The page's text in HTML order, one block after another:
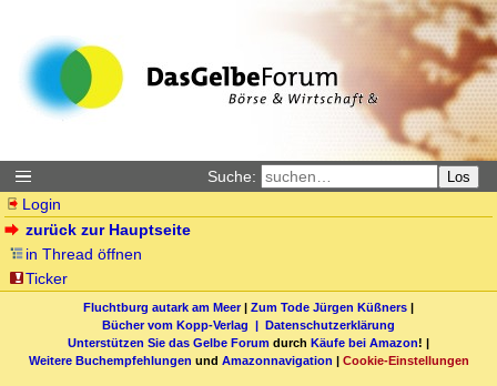
Suche: Los
Login
zurück zur Hauptseite
in Thread öffnen
Ticker
Fluchtburg autark am Meer| Zum Tode Jürgen Küßners |
Bücher vom Kopp-Verlag | Datenschutzerklärung
Unterstützen Sie das Gelbe Forum durch Käufe bei Amazon! |
Weitere Buchempfehlungen und Amazonnavigation | Cookie-Einstellungen